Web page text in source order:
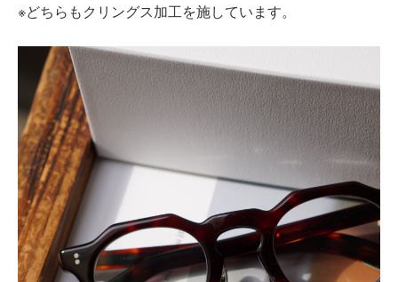
※どちらもクリングス加工を施しています。